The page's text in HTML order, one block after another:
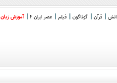
قرآن گوناگون فیلم عصر ایران 2 آموزش زبان